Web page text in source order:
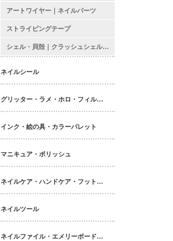
アートワイヤー｜ネイルパーツ
ストライピングテープ
シェル・貝殻｜クラッシュシェル・シェルシート｜ネイルパーツ
ネイルシール
グリッター・ラメ・ホロ・フィルム・パウダー｜ネイルパーツ
インク・絵の具・カラーパレット
マニキュア・ポリッシュ
ネイルケア・ハンドケア・フットケア・ボディケア
ネイルツール
ネイルファイル・エメリーボード・シャイナー